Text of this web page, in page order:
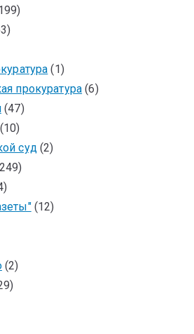
(1)
прокуратура (6)
(47)
(10)
суд(2)
(12)
(2)